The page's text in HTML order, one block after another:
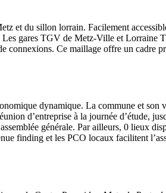
et du sillon lorrain. Facilement
gares TGV de Metz-Ville et Lorraine
connexions. Ce maillage offre un cadre
dynamique. La commune et son
d’entreprise à la journée d’étude,
générale. Par ailleurs, 0 lieux
finding et les PCO locaux facilitent